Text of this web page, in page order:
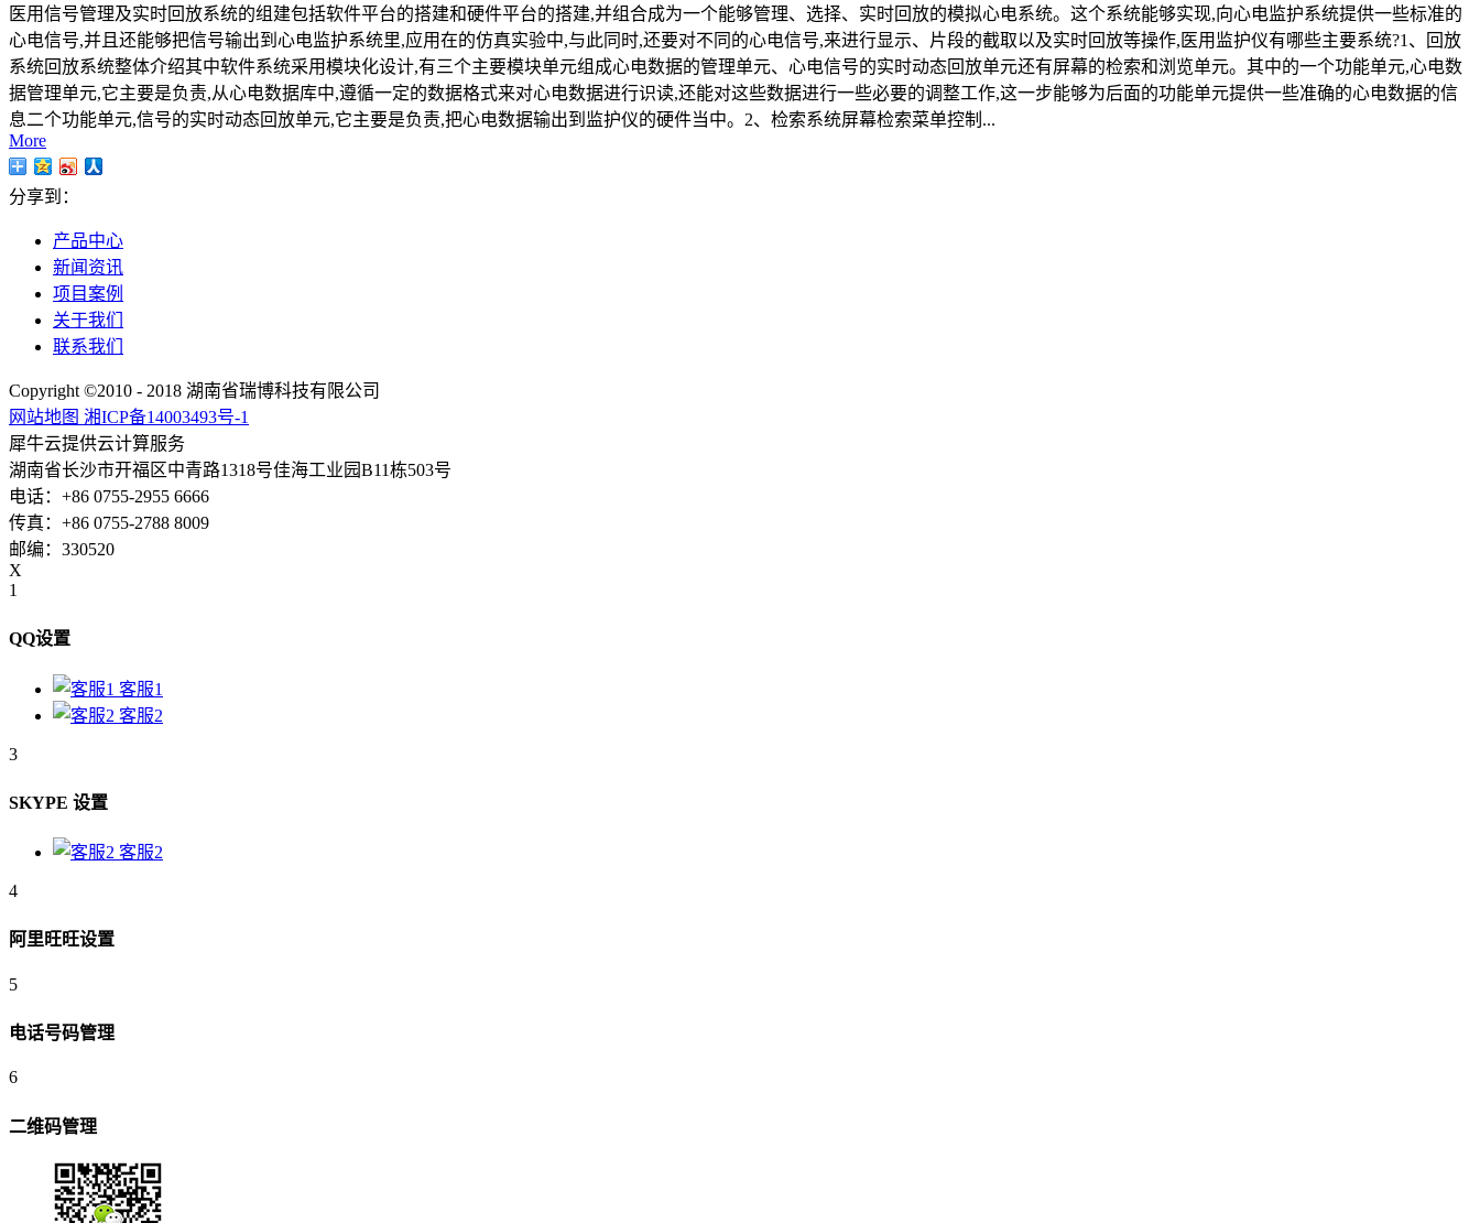
医用信号管理及实时回放系统的组建包括软件平台的搭建和硬件平台的搭建,并组合成为一个能够管理、选择、实时回放的模拟心电系统。这个系统能够实现,向心电监护系统提供一些标准的
心电信号,并且还能够把信号输出到心电监护系统里,应用在的仿真实验中,与此同时,还要对不同的心电信号,来进行显示、片段的截取以及实时回放等操作,医用监护仪有哪些主要系统?1、回放
系统回放系统整体介绍其中软件系统采用模块化设计,有三个主要模块单元组成心电数据的管理单元、心电信号的实时动态回放单元还有屏幕的检索和浏览单元。其中的一个功能单元,心电数
据管理单元,它主要是负责,从心电数据库中,遵循一定的数据格式来对心电数据进行识读,还能对这些数据进行一些必要的调整工作,这一步能够为后面的功能单元提供一些准确的心电数据的信
息二个功能单元,信号的实时动态回放单元,它主要是负责,把心电数据输出到监护仪的硬件当中。2、检索系统屏幕检索菜单控制...
More
分享到：
产品中心
新闻资讯
项目案例
关于我们
联系我们
Copyright ©2010 - 2018 湖南省瑞博科技有限公司
网站地图 湘ICP备14003493号-1
犀牛云提供云计算服务
湖南省长沙市开福区中青路1318号佳海工业园B11栋503号
电话：+86 0755-2955 6666
传真：+86 0755-2788 8009
邮编：330520
X
1
QQ设置
客服1
客服2
3
SKYPE 设置
客服2
4
阿里旺旺设置
5
电话号码管理
6
二维码管理